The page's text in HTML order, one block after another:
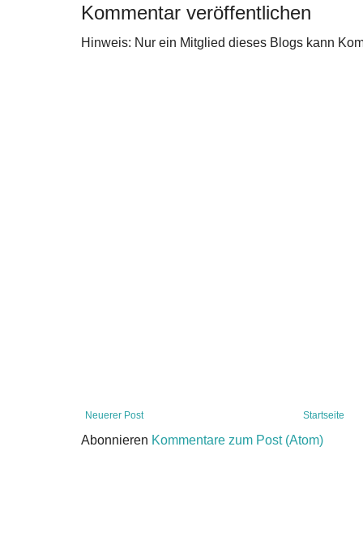
Kommentar veröffentlichen
Hinweis: Nur ein Mitglied dieses Blogs kann
Neuerer Post Startseite
Abonnieren Kommentare zum Post (Atom)